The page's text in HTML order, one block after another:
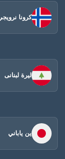
كرونا
ليرة لبنانى
ين ياباني